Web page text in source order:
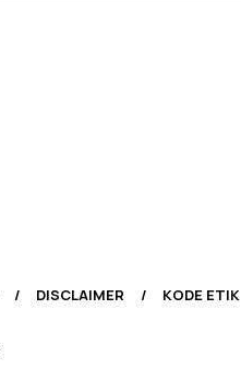
DISCLAIMER KODE ETIK